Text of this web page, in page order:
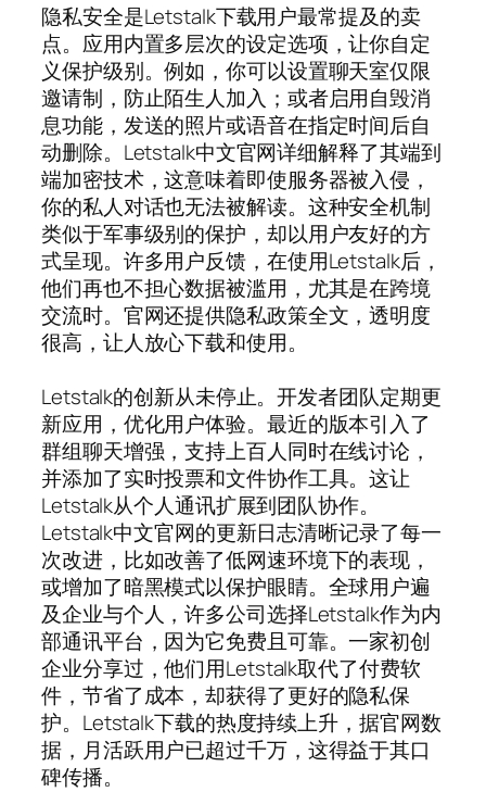
隐私安全是Letstalk下载用户最常提及的卖
点。应用内置多层次的设定选项，让你自定
义保护级别。例如，你可以设置聊天室仅限
邀请制，防止陌生人加入；或者启用自毁消
息功能，发送的照片或语音在指定时间后自
动删除。Letstalk中文官网详细解释了其端到
端加密技术，这意味着即使服务器被入侵，
你的私人对话也无法被解读。这种安全机制
类似于军事级别的保护，却以用户友好的方
式呈现。许多用户反馈，在使用Letstalk后，
他们再也不担心数据被滥用，尤其是在跨境
交流时。官网还提供隐私政策全文，透明度
很高，让人放心下载和使用。
Letstalk的创新从未停止。开发者团队定期更
新应用，优化用户体验。最近的版本引入了
群组聊天增强，支持上百人同时在线讨论，
并添加了实时投票和文件协作工具。这让
Letstalk从个人通讯扩展到团队协作。
Letstalk中文官网的更新日志清晰记录了每一
次改进，比如改善了低网速环境下的表现，
或增加了暗黑模式以保护眼睛。全球用户遍
及企业与个人，许多公司选择Letstalk作为内
部通讯平台，因为它免费且可靠。一家初创
企业分享过，他们用Letstalk取代了付费软
件，节省了成本，却获得了更好的隐私保
护。Letstalk下载的热度持续上升，据官网数
据，月活跃用户已超过千万，这得益于其口
碑传播。